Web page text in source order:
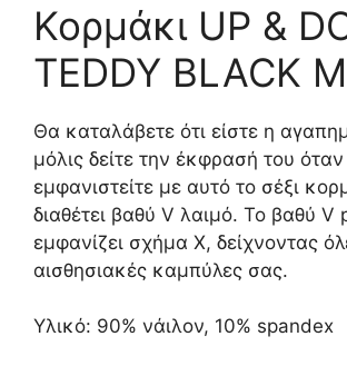
Κορμάκι UP &
TEDDY BLACK
Θα καταλάβετε ότι είστε η
μόλις δείτε την έκφρασή του όταν
εμφανιστείτε με αυτό το σέξι
διαθέτει βαθύ V λαιμό. Το βαθύ V
εμφανίζει σχήμα Χ, δείχνοντας
αισθησιακές καμπύλες σας.
Υλικό: 90% νάιλον, 10% spandex